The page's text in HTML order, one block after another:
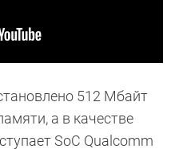
512 Мбайт
а в качестве
SoC Qualcomm